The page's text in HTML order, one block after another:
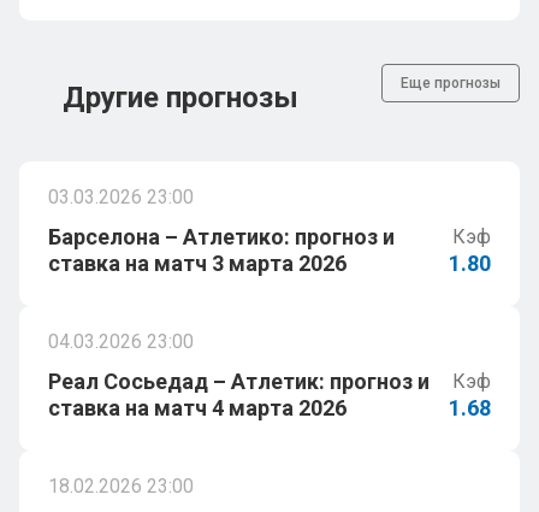
Другие прогнозы Еще прогнозы
03.03.2026 23:00
Барселона – Атлетико: прогноз и
ставка на матч 3 марта 2026
Кэф
1.80
04.03.2026 23:00
Реал Сосьедад – Атлетик: прогноз и
ставка на матч 4 марта 2026
Кэф
1.68
18.02.2026 23:00